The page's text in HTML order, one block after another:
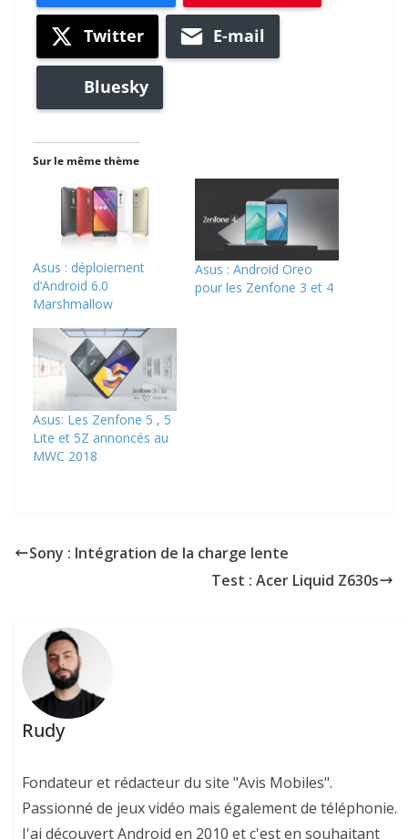
Twitter E-mail
Bluesky
Sur le même thème
Asus : déploiement
d’Android 6.0
Marshmallow
Asus : Android Oreo
pour les Zenfone 3 et 4
Asus: Les Zenfone 5 , 5
Lite et 5Z annoncés au
MWC 2018
Sony : Intégration de la charge lente
Test : Acer Liquid Z630s
Rudy
Fondateur et rédacteur du site "Avis Mobiles".
Passionné de jeux vidéo mais également de téléphonie.
J'ai découvert Android en 2010 et c'est en souhaitant